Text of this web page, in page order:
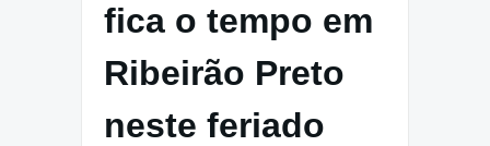
fica o tempo em
Ribeirão Preto
neste feriado